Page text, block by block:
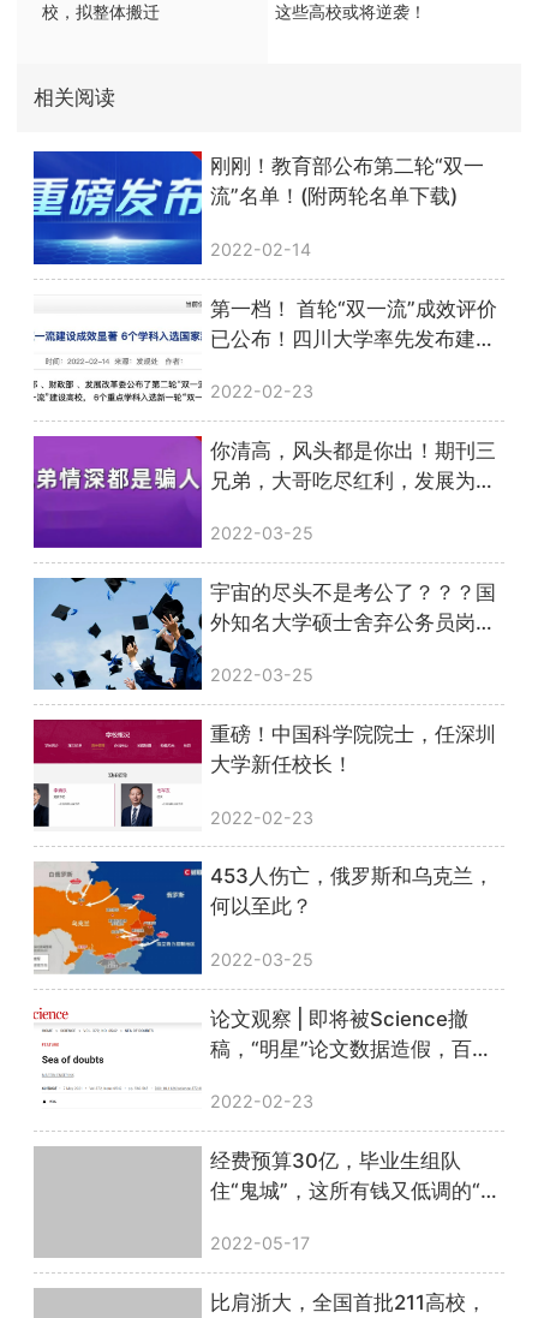
校，拟整体搬迁
这些高校或将逆袭！
相关阅读
刚刚！教育部公布第二轮“双一
流”名单！(附两轮名单下载)
2022-02-14
第一档！ 首轮“双一流”成效评价
已公布！四川大学率先发布建设
2022-02-23
你清高，风头都是你出！期刊三
兄弟，大哥吃尽红利，发展为领
2022-03-25
宇宙的尽头不是考公了？？？国
外知名大学硕士舍弃公务员岗
2022-03-25
重磅！中国科学院院士，任深圳
大学新任校长！
2022-02-23
453人伤亡，俄罗斯和乌克兰，
何以至此？
2022-03-25
论文观察 | 即将被Science撤
稿，“明星”论文数据造假，百万
2022-02-23
经费预算30亿，毕业生组队
住“鬼城”，这所有钱又低调的“土
2022-05-17
比肩浙大，全国首批211高校，